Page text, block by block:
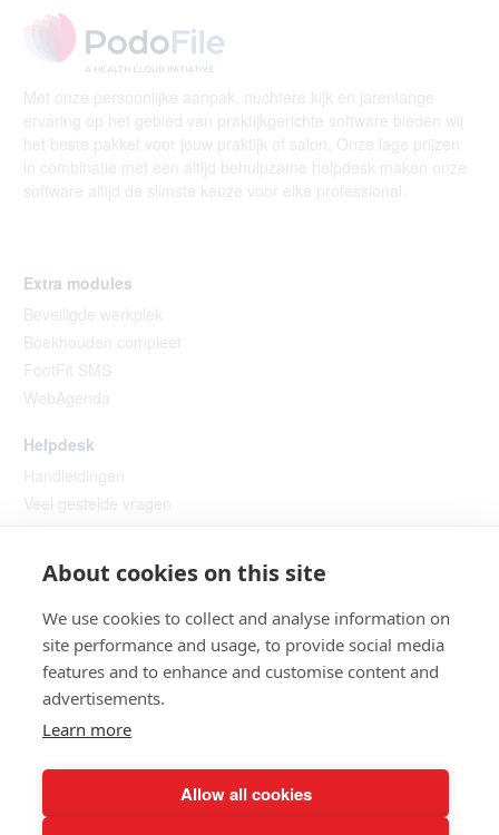
About cookies on this site
We use cookies to collect and analyse information on
site performance and usage, to provide social media
features and to enhance and customise content and
advertisements.
Learn more
Allow all cookies
Met onze persoonlijke aanpak, nuchtere kijk en jarenlange
ervaring op het gebied van praktijkgerichte software bieden wij
het beste pakket voor jouw praktijk of salon. Onze lage prijzen
in combinatie met een altijd behulpzame helpdesk maken onze
software altijd de slimste keuze voor elke professional.
Extra modules
Beveiligde werkplek
Boekhouden compleet
FootFit SMS
WebAgenda
Helpdesk
Handleidingen
Veel gestelde vragen
Hulp op afstand